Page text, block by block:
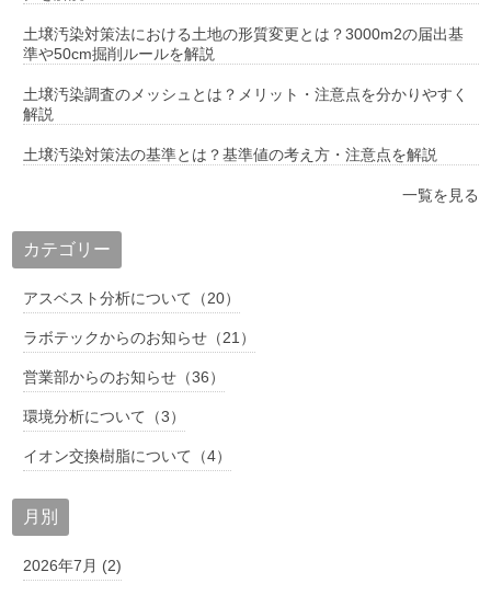
土壌汚染対策法における土地の形質変更とは？3000m2の届出基
準や50cm掘削ルールを解説
土壌汚染調査のメッシュとは？メリット・注意点を分かりやすく
解説
土壌汚染対策法の基準とは？基準値の考え方・注意点を解説
一覧を見る
カテゴリー
アスベスト分析について（20）
ラボテックからのお知らせ（21）
営業部からのお知らせ（36）
環境分析について（3）
イオン交換樹脂について（4）
月別
2026年7月 (2)